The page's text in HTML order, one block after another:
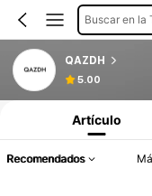
Buscar en la
QAZDH
5.00
Artículo
Recomendados